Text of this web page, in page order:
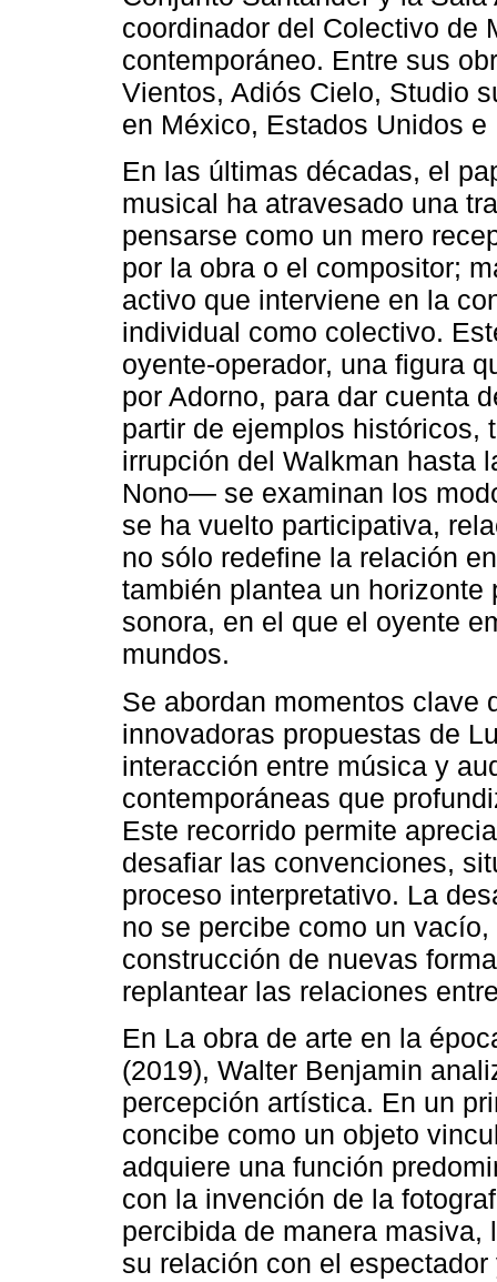
coordinador del Colectivo de
contemporáneo. Entre sus
Vientos, Adiós Cielo, Studio
en México, Estados Unidos e
En las últimas décadas, el
musical ha atravesado una
pensarse como un mero
por la obra o el compositor;
activo que interviene en la
individual como colectivo.
oyente-operador, una figura
por Adorno, para dar cuenta
partir de ejemplos
irrupción del Walkman hasta
Nono— se examinan los
se ha vuelto participativa,
no sólo redefine la relación
también plantea un
sonora, en el que el oyente
mundos.
Se abordan momentos clave
innovadoras propuestas de
interacción entre música y
contemporáneas que
Este recorrido permite
desafiar las convenciones,
proceso interpretativo. La
no se percibe como un
construcción de nuevas
replantear las relaciones
En La obra de arte en la
(2019), Walter Benjamin
percepción artística. En un
concibe como un objeto
adquiere una función
con la invención de la
percibida de manera masiva,
su relación con el